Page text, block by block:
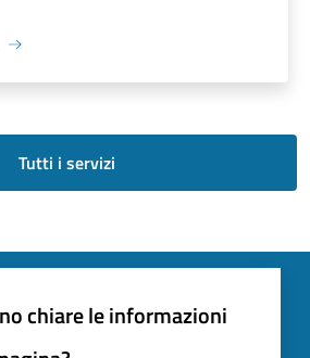
Tutti i servizi
chiare le informazioni